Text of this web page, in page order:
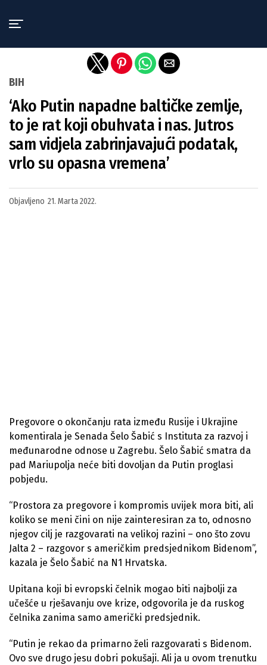
BIH
‘Ako Putin napadne baltičke zemlje,
to je rat koji obuhvata i nas. Jutros
sam vidjela zabrinjavajući podatak,
vrlo su opasna vremena’
Objavljeno 21. Marta 2022.
Pregovore o okončanju rata između Rusije i Ukrajine
komentirala je Senada Šelo Šabić s Instituta za razvoj i
međunarodne odnose u Zagrebu. Šelo Šabić smatra da
pad Mariupolja neće biti dovoljan da Putin proglasi
pobjedu.
“Prostora za pregovore i kompromis uvijek mora biti, ali
koliko se meni čini on nije zainteresiran za to, odnosno
njegov cilj je razgovarati na velikoj razini – ono što zovu
Jalta 2 – razgovor s američkim predsjednikom Bidenom”,
kazala je Šelo Šabić na N1 Hrvatska.
Upitana koji bi evropski čelnik mogao biti najbolji za
učešće u rješavanju ove krize, odgovorila je da ruskog
čelnika zanima samo američki predsjednik.
“Putin je rekao da primarno želi razgovarati s Bidenom.
Ovo sve drugo jesu dobri pokušaji. Ali ja u ovom trenutku